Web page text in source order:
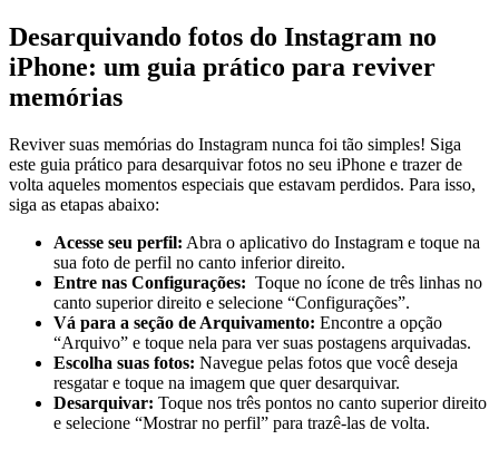
Desarquivando fotos do⁢ Instagram⁤ no
iPhone: um guia prático para reviver
memórias
Reviver suas‍ memórias ‌do ⁢Instagram ⁤nunca foi tão simples! ‌Siga
este guia ‍prático para desarquivar fotos no⁣ seu iPhone e⁢ trazer de
volta‌ aqueles momentos especiais que ⁤estavam perdidos. Para isso,
siga as ⁣etapas ​abaixo:
Acesse​ seu perfil: ‌Abra⁢ o aplicativo do ⁤Instagram e toque na
sua foto⁣ de perfil ⁤no canto​ inferior ⁢direito.
Entre nas Configurações: ⁤ Toque no ícone de três linhas no
canto superior direito​ e selecione “Configurações”.
Vá​ para a seção de Arquivamento: Encontre a opção‌
“Arquivo” e toque nela para ver suas postagens arquivadas.
Escolha suas fotos: Navegue pelas ⁤fotos que você‌ deseja
⁤resgatar e‌ toque na imagem⁤ que quer desarquivar.
Desarquivar: Toque nos‌ três pontos no⁣ canto superior​ direito
e selecione “Mostrar⁣ no perfil” para trazê-las de volta.